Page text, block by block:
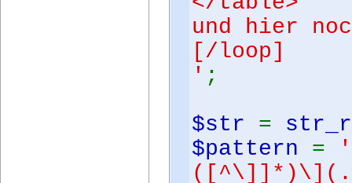
und hier
[/loop]
' ;
$str =
$pattern =